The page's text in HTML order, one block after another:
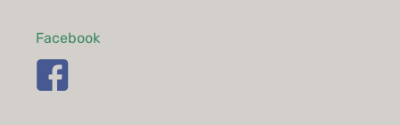
Facebook